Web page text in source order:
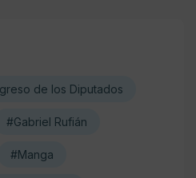
de los Diputados
#Gabriel Rufián
#Manga